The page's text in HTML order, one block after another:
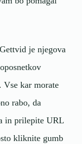
je njegova
kar morate
rabo, da
in prilepite URL
kliknite gumb